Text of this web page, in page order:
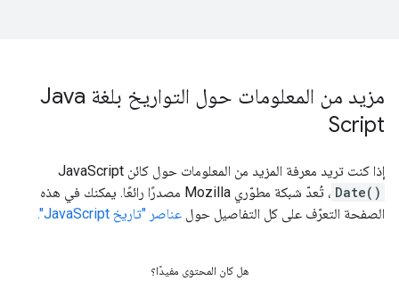
مزيد من المعلومات حول التواريخ بلغة Java
Script
إذا كنت تريد معرفة المزيد من المعلومات حول كائن JavaScript
Date()
، تُعدّ شبكة مطوّري Mozilla مصدرًا رائعًا. يمكنك في هذه
الصفحة التعرّف على كل التفاصيل حول عناصر "تاريخ JavaScript".
هل كان المحتوى مفيدًا؟